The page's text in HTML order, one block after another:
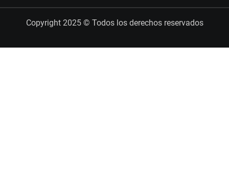
Copyright 2025 © Todos los derechos reservados